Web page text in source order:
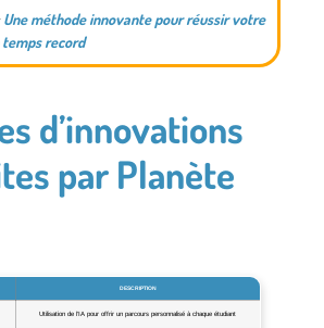
Une méthode innovante pour réussir votre
record
d’innovations
par Planète
DESCRIPTION
Utilisation de l’IA pour offrir un parcours personnalisé à chaque étudiant